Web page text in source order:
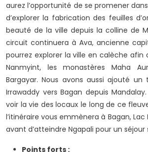
aurez l’opportunité de se promener
d’explorer la fabrication des feuilles
beauté de la ville depuis la colline de
circuit continuera à Ava, ancienne
pourrez explorer la ville en calèche afin
Nanmyint, les monastères Maha
Bargayar. Nous avons aussi ajouté
Irrawaddy vers Bagan depuis
voir la vie des locaux le long de ce
l’itinéraire vous emmènera à Bagan, Lac
avant d’atteindre Ngapali pour un séjour
Points forts :